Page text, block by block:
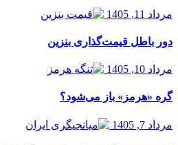
مرداد 11, 1405
دور باطل قیمت‌گذاری بنزین
مرداد 10, 1405
گره «هرمز» باز می‌شود؟
مرداد 7, 1405